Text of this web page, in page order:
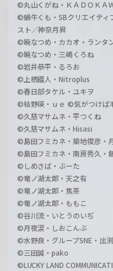
©丸山くがね・ＫＡＤＯＫＡ
©蝸牛くも・SBクリエイテ
スト／神奈月昇
©暁なつめ・カカオ・ランタ
©暁なつめ・三嶋くろね
©岩井恭平・るろお
©上栖綴人・Nitroplus
©春日部タケル・ユキヲ
©枯野瑛・ｕｅ ©気がつけば
©久慈マサムネ・平つくね
©久慈マサムネ・Hisasi
©島田フミカネ・築地俊彦・
©島田フミカネ・南房秀久・
©しめさば・ぶーた
©竜ノ湖太郎・天之有
©竜ノ湖太郎・焦茶
©竜ノ湖太郎・ももこ
©谷川流・いとうのいぢ
©月夜涙・しおこんぶ
©水野良・グループSNE・出
©三田誠・pako
©LUCKY LAND